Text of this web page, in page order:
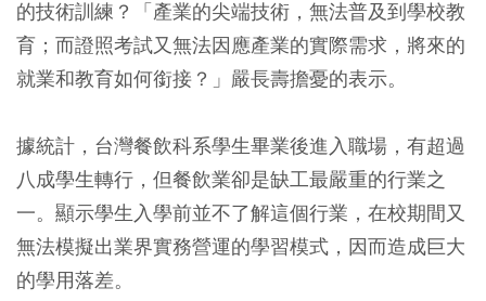
的技術訓練？「產業的尖端技術，無法普及到學校教
育；而證照考試又無法因應產業的實際需求，將來的
就業和教育如何銜接？」嚴長壽擔憂的表示。
據統計，台灣餐飲科系學生畢業後進入職場，有超過
八成學生轉行，但餐飲業卻是缺工最嚴重的行業之
一。顯示學生入學前並不了解這個行業，在校期間又
無法模擬出業界實務營運的學習模式，因而造成巨大
的學用落差。